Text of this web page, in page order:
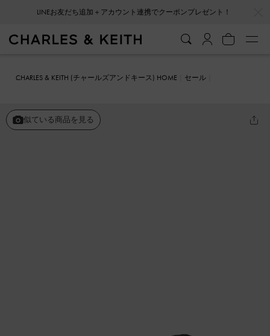
LINEお友だち追加＋アカウント連携でクーポンプレゼント！
CHARLES & KEITH (チャールズアンドキース) HOME
セール
似ている商品を見る